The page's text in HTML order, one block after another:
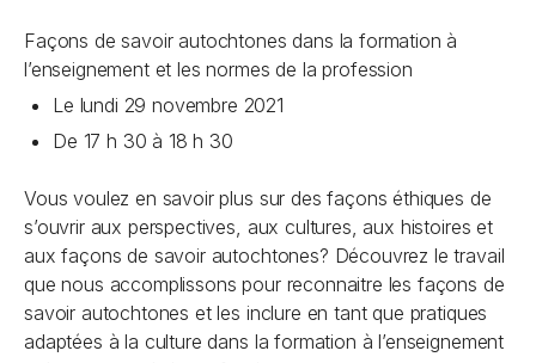
Façons de savoir autochtones dans la formation à
l’enseignement et les normes de la profession
Le lundi 29 novembre 2021
De 17 h 30 à 18 h 30
Vous voulez en savoir plus sur des façons éthiques de
s’ouvrir aux perspectives, aux cultures, aux histoires et
aux façons de savoir autochtones? Découvrez le travail
que nous accomplissons pour reconnaitre les façons de
savoir autochtones et les inclure en tant que pratiques
adaptées à la culture dans la formation à l’enseignement